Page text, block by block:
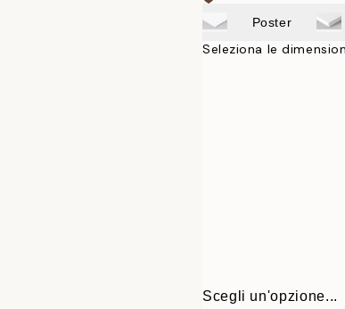
Poster
Seleziona le
Scegli un'opzione...